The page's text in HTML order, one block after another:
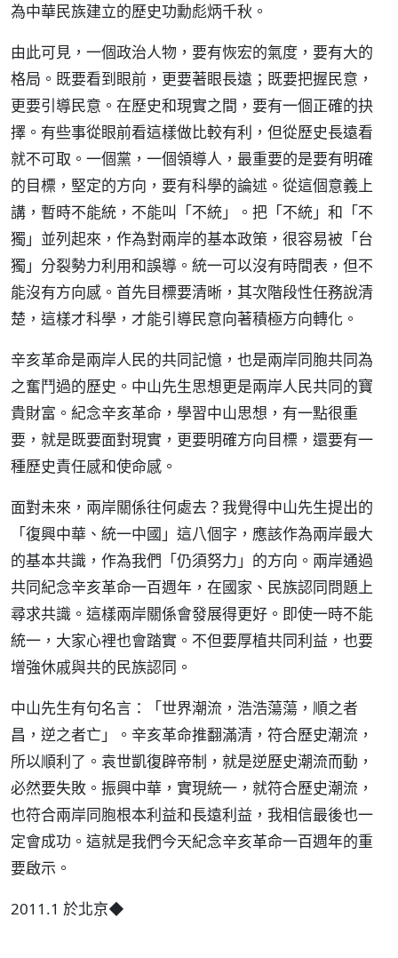
為中華民族建立的歷史功勳彪炳千秋。
由此可見，一個政治人物，要有恢宏的氣度，要有大的
格局。既要看到眼前，更要著眼長遠；既要把握民意，
更要引導民意。在歷史和現實之間，要有一個正確的抉
擇。有些事從眼前看這樣做比較有利，但從歷史長遠看
就不可取。一個黨，一個領導人，最重要的是要有明確
的目標，堅定的方向，要有科學的論述。從這個意義上
講，暫時不能統，不能叫「不統」。把「不統」和「不
獨」並列起來，作為對兩岸的基本政策，很容易被「台
獨」分裂勢力利用和誤導。統一可以沒有時間表，但不
能沒有方向感。首先目標要清晰，其次階段性任務說清
楚，這樣才科學，才能引導民意向著積極方向轉化。
辛亥革命是兩岸人民的共同記憶，也是兩岸同胞共同為
之奮鬥過的歷史。中山先生思想更是兩岸人民共同的寶
貴財富。紀念辛亥革命，學習中山思想，有一點很重
要，就是既要面對現實，更要明確方向目標，還要有一
種歷史責任感和使命感。
面對未來，兩岸關係往何處去？我覺得中山先生提出的
「復興中華、統一中國」這八個字，應該作為兩岸最大
的基本共識，作為我們「仍須努力」的方向。兩岸通過
共同紀念辛亥革命一百週年，在國家、民族認同問題上
尋求共識。這樣兩岸關係會發展得更好。即使一時不能
統一，大家心裡也會踏實。不但要厚植共同利益，也要
增強休戚與共的民族認同。
中山先生有句名言：「世界潮流，浩浩蕩蕩，順之者
昌，逆之者亡」。辛亥革命推翻滿清，符合歷史潮流，
所以順利了。袁世凱復辟帝制，就是逆歷史潮流而動，
必然要失敗。振興中華，實現統一，就符合歷史潮流，
也符合兩岸同胞根本利益和長遠利益，我相信最後也一
定會成功。這就是我們今天紀念辛亥革命一百週年的重
要啟示。
2011.1 於北京◆